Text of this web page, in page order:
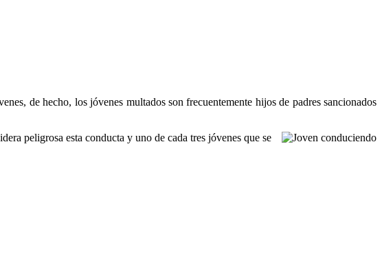
de hecho, los jóvenes multados son frecuentemente hijos de padres sancionados
peligrosa esta conducta y uno de cada tres jóvenes que se